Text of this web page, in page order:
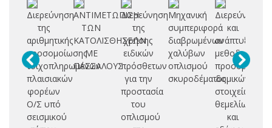
Διερεύνηση
της
αριθμητικής
προσομοίωσης
τοιχοπληρωμένων
πλαισιακών
φορέων
Ο/Σ υπό
σεισμικού
ΑΝΤΙΜΕΤΩΠΙΣΗ
ΤΩΝ
ΚΑΤΟΛΙΣΘΗΣΕΩΝ
ΜΕ
ΠΑΣΣΑΛΟΥΣ
Διερεύνηση
της
χρήσης
ειδικών
πρόσθετων
για την
προστασία
του
οπλισμού
Μηχανική
συμπεριφορά
διαβρωμένων
χαλύβων
οπλισμού
σκυροδέματος
Διερεύνηση
και
ανάπτυξη
δομικών
στοιχείων
θεμελίωσης
και